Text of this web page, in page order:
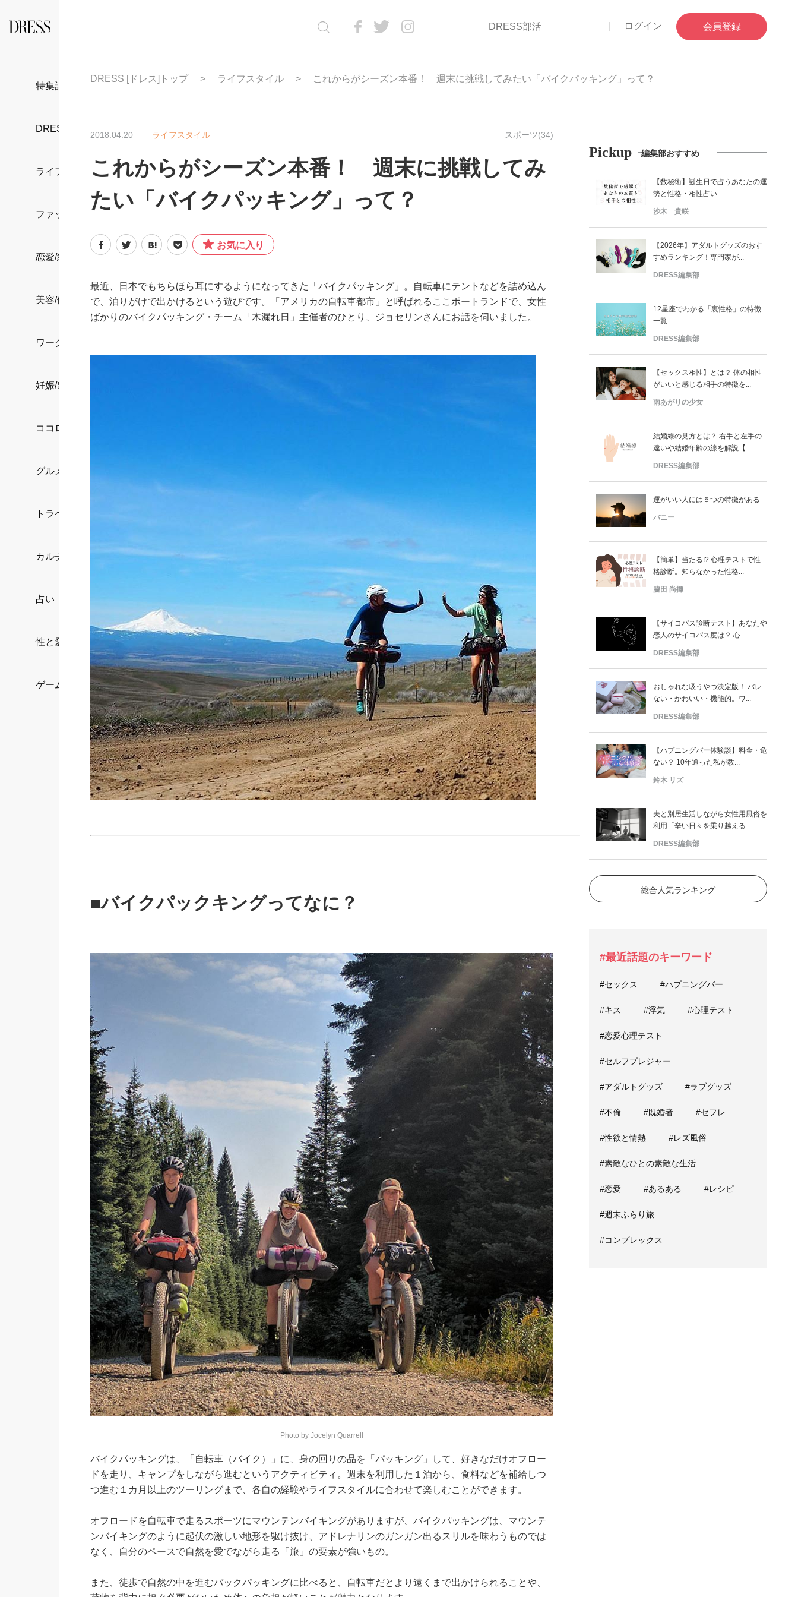
DRESS部活 ログイン 会員登録
特集記事
DRESS部活
ライフスタイル
ファッション
恋愛/結婚/離婚
美容/健康
ワークスタイル
妊娠/出産/家族
ココロ/カラダ
グルメ
トラベル
カルチャー/エンタメ
占い
性と愛
ゲーム
DRESS [ドレス]トップ ライフスタイル これからがシーズン本番！ 週末に挑戦してみたい「バイクパッキング」って？
2018.04.20 ライフスタイル スポーツ(34)
これからがシーズン本番！ 週末に挑戦してみ
たい「バイクパッキング」って？
お気に入り
最近、日本でもちらほら耳にするようになってきた「バイクパッキング」。自転車にテントなどを詰め込ん
で、泊りがけで出かけるという遊びです。「アメリカの自転車都市」と呼ばれるここポートランドで、女性
ばかりのバイクパッキング・チーム「木漏れ日」主催者のひとり、ジョセリンさんにお話を伺いました。
■バイクパックキングってなに？
Photo by Jocelyn Quarrell
バイクパッキングは、「自転車（バイク）」に、身の回りの品を「パッキング」して、好きなだけオフロー
ドを走り、キャンプをしながら進むというアクティビティ。週末を利用した１泊から、食料などを補給しつ
つ進む１カ月以上のツーリングまで、各自の経験やライフスタイルに合わせて楽しむことができます。
オフロードを自転車で走るスポーツにマウンテンバイキングがありますが、バイクパッキングは、マウンテ
ンバイキングのように起伏の激しい地形を駆け抜け、アドレナリンのガンガン出るスリルを味わうものでは
なく、自分のペースで自然を愛でながら走る「旅」の要素が強いもの。
また、徒歩で自然の中を進むバックパッキングに比べると、自転車だとより遠くまで出かけられることや、
Pickup 編集部おすすめ
【数秘術】誕生日で占うあなたの運
勢と性格・相性占い
沙木 貴咲
【2026年】アダルトグッズのおす
すめランキング！専門家が...
DRESS編集部
12星座でわかる「裏性格」の特徴
一覧
DRESS編集部
【セックス相性】とは？ 体の相性
がいいと感じる相手の特徴を...
雨あがりの少女
結婚線の見方とは？ 右手と左手の
違いや結婚年齢の線を解説【...
DRESS編集部
運がいい人には５つの特徴がある
バニー
【簡単】当たる!? 心理テストで性
格診断。知らなかった性格...
脇田 尚揮
【サイコパス診断テスト】あなたや
恋人のサイコパス度は？ 心...
DRESS編集部
おしゃれな吸うやつ決定版！ バレ
ない・かわいい・機能的。ワ...
DRESS編集部
【ハプニングバー体験談】料金・危
ない？ 10年通った私が教...
鈴木 リズ
夫と別居生活しながら女性用風俗を
利用「辛い日々を乗り越える...
DRESS編集部
総合人気ランキング
#最近話題のキーワード
#セックス #ハプニングバー
#キス #浮気 #心理テスト
#恋愛心理テスト
#セルフプレジャー
#アダルトグッズ #ラブグッズ
#不倫 #既婚者 #セフレ
#性欲と情熱 #レズ風俗
#素敵なひとの素敵な生活
#恋愛 #あるある #レシピ
#週末ふらり旅
#コンプレックス